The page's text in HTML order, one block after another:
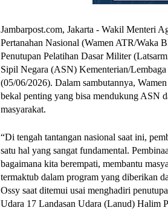
Jambarpost.com, Jakarta - Wakil Menteri
Pertanahan Nasional (Wamen ATR/Waka
Penutupan Pelatihan Dasar Militer
Sipil Negara (ASN) Kementerian/
(05/06/2026). Dalam sambutannya,
bekal penting yang bisa mendukung ASN
masyarakat.
“Di tengah tantangan nasional saat ini,
satu hal yang sangat fundamental.
bagaimana kita berempati, membantu
termaktub dalam program yang diberikan
Ossy saat ditemui usai menghadiri
Udara 17 Landasan Udara (Lanud) Halim